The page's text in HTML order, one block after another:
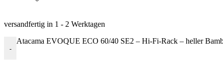
versandfertig in 1 - 2 Werktagen
-
Atacama EVOQUE ECO 60/40 SE2 – Hi-Fi-Rack – heller